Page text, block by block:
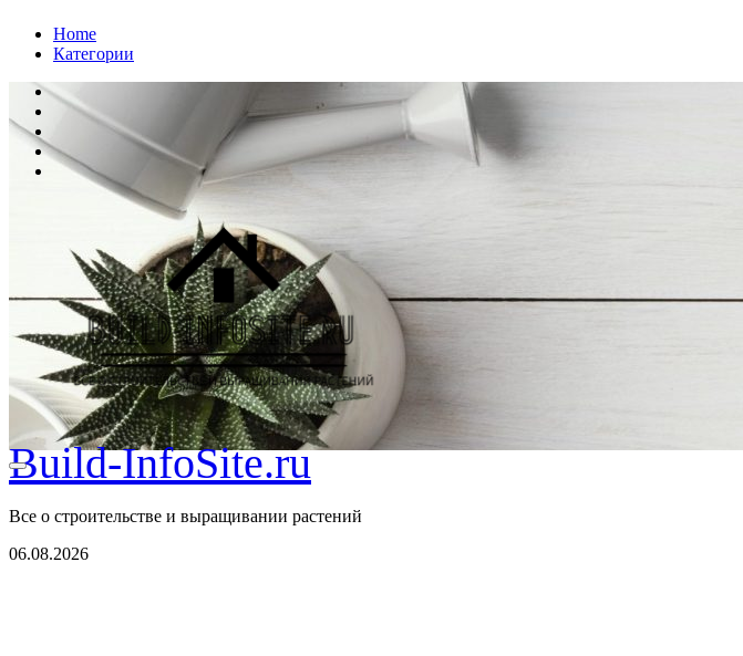
ПерейтиHome
Категории
Build-InfoSite.ru
Все о строительстве и выращивании растений
06.08.2026